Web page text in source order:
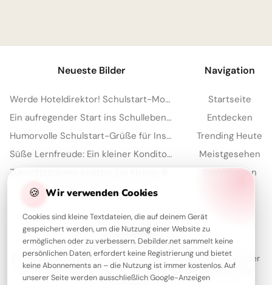
🍪 Wir verwenden Cookies
Cookies sind kleine Textdateien, die auf deinem Gerät
gespeichert werden, um die Nutzung einer Website zu
ermöglichen oder zu verbessern. Debilder.net sammelt keine
persönlichen Daten, erfordert keine Registrierung und bietet
keine Abonnements an – die Nutzung ist immer kostenlos. Auf
unserer Seite werden ausschließlich Google-Anzeigen
Neueste Bilder
Werde Hoteldirektor! Schulstart-Motivation zum Teilen auf WhatsApp.
Ein aufregender Start ins Schulleben: Teilen Sie diese Freude auf Facebook!
Humorvolle Schulstart-Grüße für Instagram: Bereit für den ersten Schultag?
Süße Lernfreude: Ein kleiner Konditor inspiriert für deine Instagram Story
Navigation
Startseite
Entdecken
Trending Heute
Meistgesehen
Sammlungen
Über Debilder
Debilder ist deine Plattform für die schönsten Grüße und Bilder
zum Teilen. Entdecke unsere Sammlung und verschenke ein